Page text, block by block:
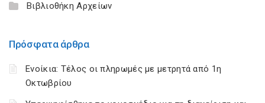
Βιβλιοθήκη Αρχείων
Πρόσφατα άρθρα
Ενοίκια: Τέλος οι πληρωμές με μετρητά από 1η
Οκτωβρίου